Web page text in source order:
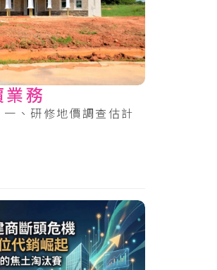
務
、研修地價調查估計